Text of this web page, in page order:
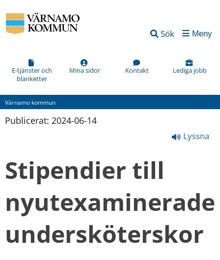
Sök Meny
E-tjänster och
blanketter
Mina sidor Kontakt Lediga jobb
Värnamo kommun
Publicerat: 2024-06-14
Lyssna
Stipendier till
nyutexaminerade
undersköterskor